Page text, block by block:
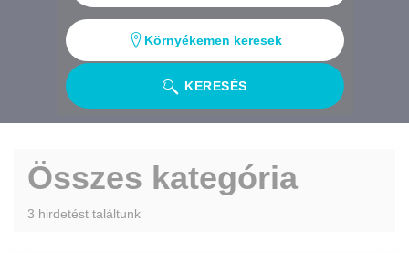
KERESÉS
Környékemen keresek
Összes kategória
3 hirdetést találtunk